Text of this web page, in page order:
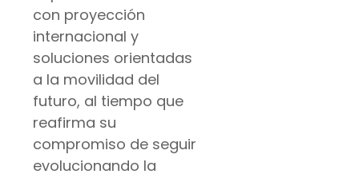
con proyección
internacional y
soluciones orientadas
a la movilidad del
futuro, al tiempo que
reafirma su
compromiso de seguir
evolucionando la